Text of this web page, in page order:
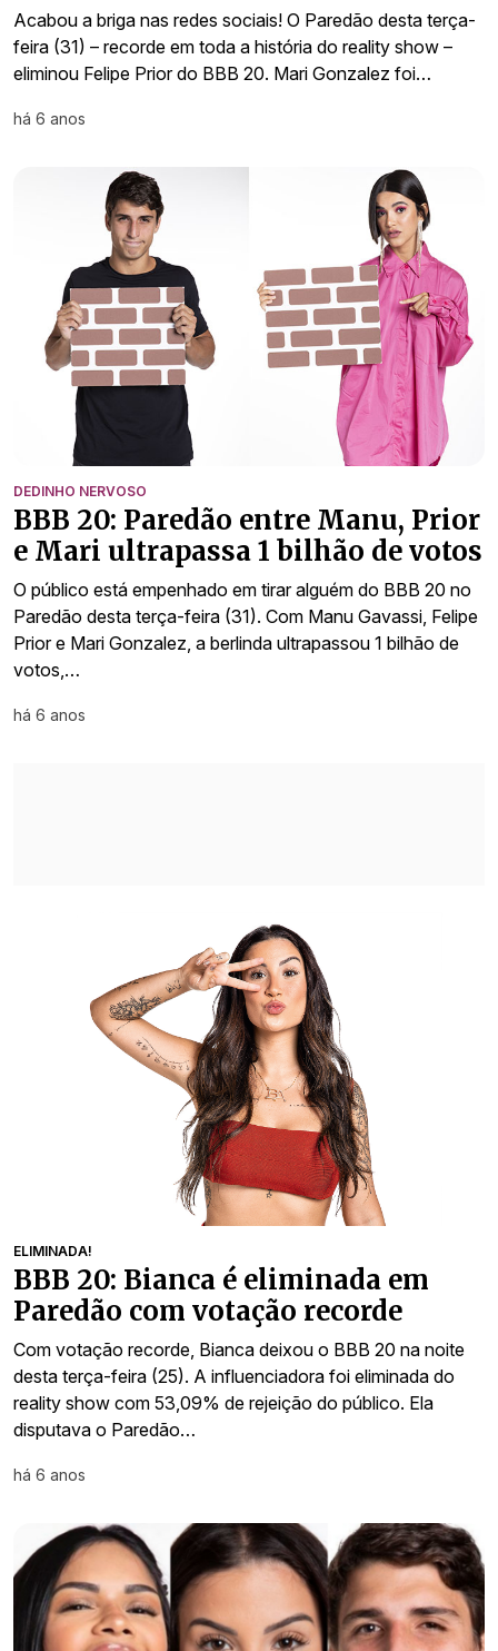
Acabou a briga nas redes sociais! O Paredão desta terça-
feira (31) – recorde em toda a história do reality show –
eliminou Felipe Prior do BBB 20. Mari Gonzalez foi…
há 6 anos
DEDINHO NERVOSO
BBB 20: Paredão entre Manu, Prior
e Mari ultrapassa 1 bilhão de votos
O público está empenhado em tirar alguém do BBB 20 no
Paredão desta terça-feira (31). Com Manu Gavassi, Felipe
Prior e Mari Gonzalez, a berlinda ultrapassou 1 bilhão de
votos,…
há 6 anos
ELIMINADA!
BBB 20: Bianca é eliminada em
Paredão com votação recorde
Com votação recorde, Bianca deixou o BBB 20 na noite
desta terça-feira (25). A influenciadora foi eliminada do
reality show com 53,09% de rejeição do público. Ela
disputava o Paredão…
há 6 anos